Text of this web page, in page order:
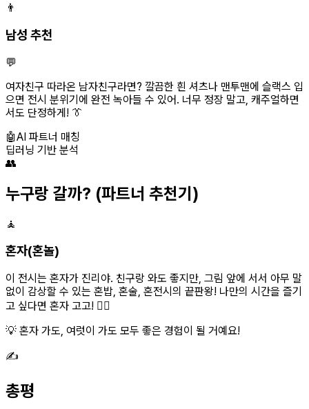
👨
남성 추천
💬
여자친구 따라온 남자친구라면? 깔끔한 흰 셔츠나 맨투맨에 슬랙스 입
으면 전시 분위기에 완전 녹아들 수 있어. 너무 정장 말고, 캐주얼하면
서도 단정하게! 👔
🤖AI 파트너 매칭
딥러닝 기반 분석
👥
누구랑 갈까? (파트너 추천기)
🧘
혼자(혼놀)
이 전시는 혼자가 진리야. 친구랑 와도 좋지만, 그림 앞에 서서 아무 말
없이 감상할 수 있는 혼밥, 혼술, 혼전시의 끝판왕! 나만의 시간을 즐기
고 싶다면 혼자 고고! 🚶‍♀️
💡 혼자 가도, 여럿이 가도 모두 좋은 경험이 될 거예요!
✍️
총평